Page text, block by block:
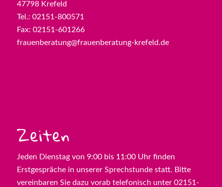
47798 Krefeld
Tel.: 02151-800571
Fax: 02151-601266
frauenberatung@frauenberatung-krefeld.de
Zeiten
Jeden Dienstag von 9:00 bis 11:00 Uhr finden
Erstgespräche in unserer Sprechstunde statt. Bitte
vereinbaren Sie dazu vorab telefonisch unter 02151-